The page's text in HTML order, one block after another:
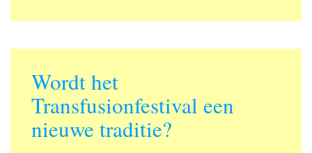
Wordt het
Transfusionfestival een
nieuwe traditie?